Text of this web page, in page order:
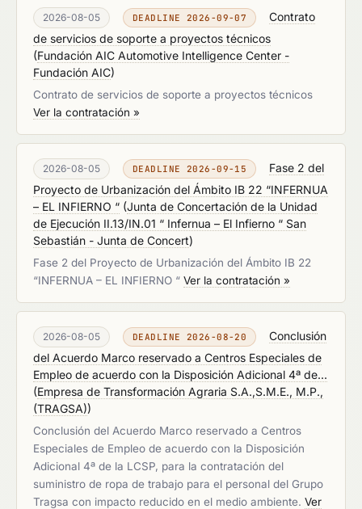
2026-08-05 DEADLINE 2026-09-07
Contrato
de servicios de soporte a proyectos técnicos
(Fundación AIC Automotive Intelligence Center -
Fundación AIC)
Contrato de servicios de soporte a proyectos técnicos
Ver la contratación »
2026-08-05 DEADLINE 2026-09-15
Fase 2 del
Proyecto de Urbanización del Ámbito IB 22 “INFERNUA
– EL INFIERNO “ (Junta de Concertación de la Unidad
de Ejecución II.13/IN.01 “ Infernua – El Infierno “ San
Sebastián - Junta de Concert)
Fase 2 del Proyecto de Urbanización del Ámbito IB 22
“INFERNUA – EL INFIERNO “ Ver la contratación »
2026-08-05 DEADLINE 2026-08-20
Conclusión
del Acuerdo Marco reservado a Centros Especiales de
Empleo de acuerdo con la Disposición Adicional 4ª de...
(Empresa de Transformación Agraria S.A.,S.M.E., M.P.,
(TRAGSA))
Conclusión del Acuerdo Marco reservado a Centros
Especiales de Empleo de acuerdo con la Disposición
Adicional 4ª de la LCSP, para la contratación del
suministro de ropa de trabajo para el personal del Grupo
Tragsa con impacto reducido en el medio ambiente. Ver